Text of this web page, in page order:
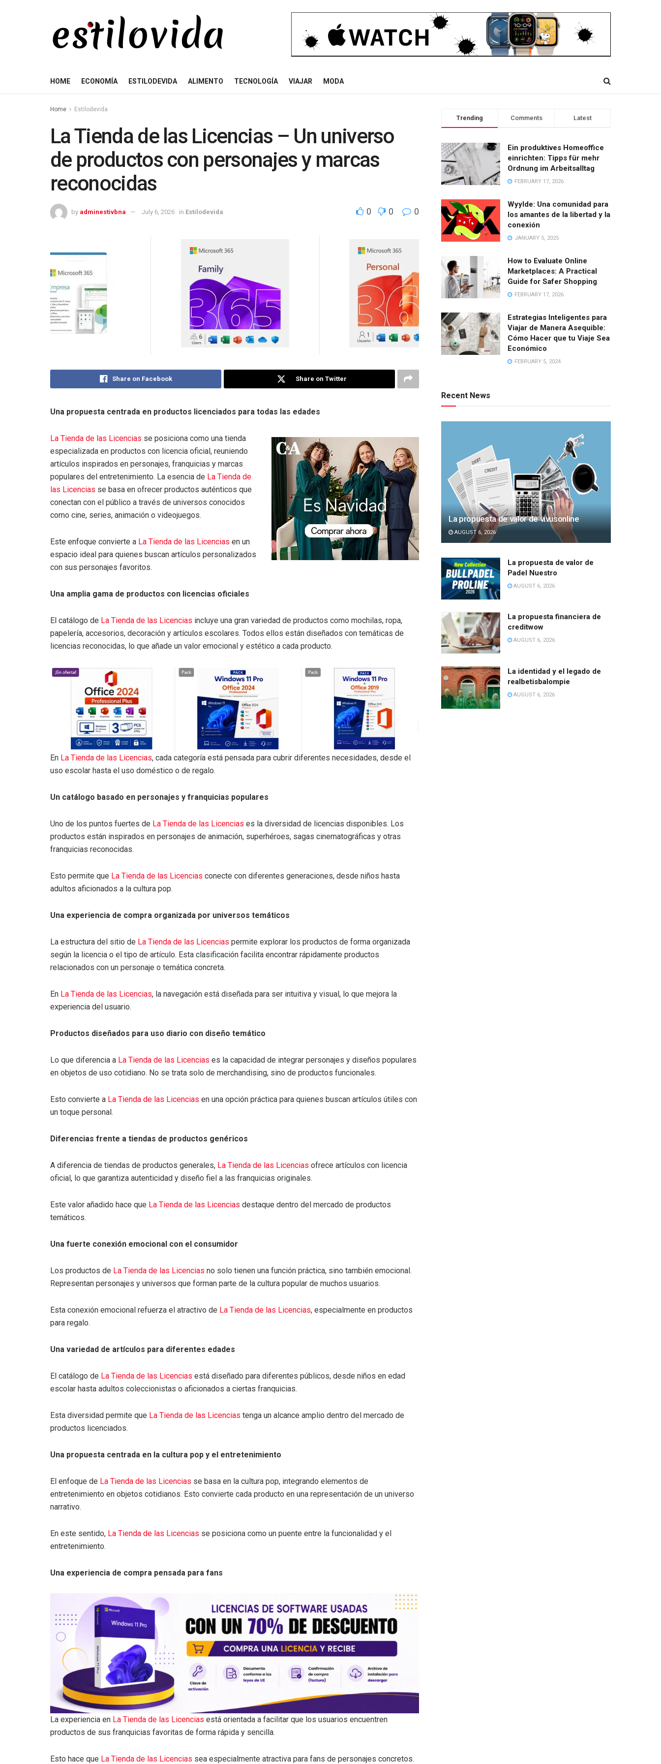
HOME ECONOMÍA ESTILODEVIDA ALIMENTO TECNOLOGÍA VIAJAR MODA
Home Estilodevida
La Tienda de las Licencias – Un universo
de productos con personajes y marcas
reconocidas
by adminestivbna July 6, 2026 in Estilodevida 0 0 0
Share on Facebook Share on Twitter
Una propuesta centrada en productos licenciados para todas las edades
La Tienda de las Licencias se posiciona como una tienda
especializada en productos con licencia oficial, reuniendo
artículos inspirados en personajes, franquicias y marcas
populares del entretenimiento. La esencia de La Tienda de
las Licencias se basa en ofrecer productos auténticos que
conectan con el público a través de universos conocidos
como cine, series, animación o videojuegos.
Este enfoque convierte a La Tienda de las Licencias en un
espacio ideal para quienes buscan artículos personalizados
con sus personajes favoritos.
Una amplia gama de productos con licencias oficiales
El catálogo de La Tienda de las Licencias incluye una gran variedad de productos como mochilas, ropa,
papelería, accesorios, decoración y artículos escolares. Todos ellos están diseñados con temáticas de
licencias reconocidas, lo que añade un valor emocional y estético a cada producto.
En La Tienda de las Licencias, cada categoría está pensada para cubrir diferentes necesidades, desde el
uso escolar hasta el uso doméstico o de regalo.
Un catálogo basado en personajes y franquicias populares
Uno de los puntos fuertes de La Tienda de las Licencias es la diversidad de licencias disponibles. Los
productos están inspirados en personajes de animación, superhéroes, sagas cinematográficas y otras
franquicias reconocidas.
Esto permite que La Tienda de las Licencias conecte con diferentes generaciones, desde niños hasta
adultos aficionados a la cultura pop.
Una experiencia de compra organizada por universos temáticos
La estructura del sitio de La Tienda de las Licencias permite explorar los productos de forma organizada
según la licencia o el tipo de artículo. Esta clasificación facilita encontrar rápidamente productos
relacionados con un personaje o temática concreta.
En La Tienda de las Licencias, la navegación está diseñada para ser intuitiva y visual, lo que mejora la
experiencia del usuario.
Productos diseñados para uso diario con diseño temático
Lo que diferencia a La Tienda de las Licencias es la capacidad de integrar personajes y diseños populares
en objetos de uso cotidiano. No se trata solo de merchandising, sino de productos funcionales.
Esto convierte a La Tienda de las Licencias en una opción práctica para quienes buscan artículos útiles con
un toque personal.
Diferencias frente a tiendas de productos genéricos
A diferencia de tiendas de productos generales, La Tienda de las Licencias ofrece artículos con licencia
oficial, lo que garantiza autenticidad y diseño fiel a las franquicias originales.
Este valor añadido hace que La Tienda de las Licencias destaque dentro del mercado de productos
temáticos.
Una fuerte conexión emocional con el consumidor
Los productos de La Tienda de las Licencias no solo tienen una función práctica, sino también emocional.
Representan personajes y universos que forman parte de la cultura popular de muchos usuarios.
Esta conexión emocional refuerza el atractivo de La Tienda de las Licencias, especialmente en productos
para regalo.
Una variedad de artículos para diferentes edades
El catálogo de La Tienda de las Licencias está diseñado para diferentes públicos, desde niños en edad
escolar hasta adultos coleccionistas o aficionados a ciertas franquicias.
Esta diversidad permite que La Tienda de las Licencias tenga un alcance amplio dentro del mercado de
productos licenciados.
Una propuesta centrada en la cultura pop y el entretenimiento
El enfoque de La Tienda de las Licencias se basa en la cultura pop, integrando elementos de
entretenimiento en objetos cotidianos. Esto convierte cada producto en una representación de un universo
narrativo.
En este sentido, La Tienda de las Licencias se posiciona como un puente entre la funcionalidad y el
entretenimiento.
Una experiencia de compra pensada para fans
La experiencia en La Tienda de las Licencias está orientada a facilitar que los usuarios encuentren
productos de sus franquicias favoritas de forma rápida y sencilla.
Esto hace que La Tienda de las Licencias sea especialmente atractiva para fans de personajes concretos.
Trending Comments Latest
Ein produktives Homeoffice
einrichten: Tipps für mehr
Ordnung im Arbeitsalltag
FEBRUARY 17, 2026
Wyylde: Una comunidad para
los amantes de la libertad y la
conexión
JANUARY 5, 2025
How to Evaluate Online
Marketplaces: A Practical
Guide for Safer Shopping
FEBRUARY 17, 2026
Estrategias Inteligentes para
Viajar de Manera Asequible:
Cómo Hacer que tu Viaje Sea
Económico
FEBRUARY 5, 2024
Recent News
La propuesta de valor de vivusonline
AUGUST 6, 2026
La propuesta de valor de
Padel Nuestro
AUGUST 6, 2026
La propuesta financiera de
creditwow
AUGUST 6, 2026
La identidad y el legado de
realbetisbalompie
AUGUST 6, 2026